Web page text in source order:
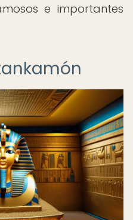
e importantes